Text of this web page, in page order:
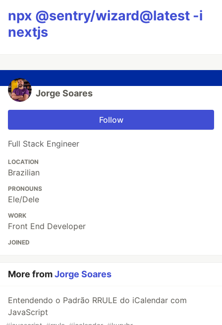
npx @sentry/wizard@latest -i
nextjs
Jorge Soares
Follow
Full Stack Engineer
LOCATION
Brazilian
PRONOUNS
Ele/Dele
WORK
Front End Developer
JOINED
More fromJorge Soares
Entendendo o Padrão RRULE do iCalendar com
JavaScript